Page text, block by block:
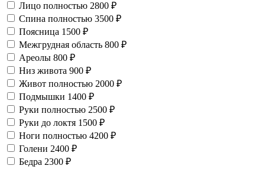
Лицо полностью 2800 ₽
Спина полностью 3500 ₽
Поясница 1500 ₽
Межгрудная область 800 ₽
Ареолы 800 ₽
Низ живота 900 ₽
Живот полностью 2000 ₽
Подмышки 1400 ₽
Руки полностью 2500 ₽
Руки до локтя 1500 ₽
Ноги полностью 4200 ₽
Голени 2400 ₽
Бедра 2300 ₽